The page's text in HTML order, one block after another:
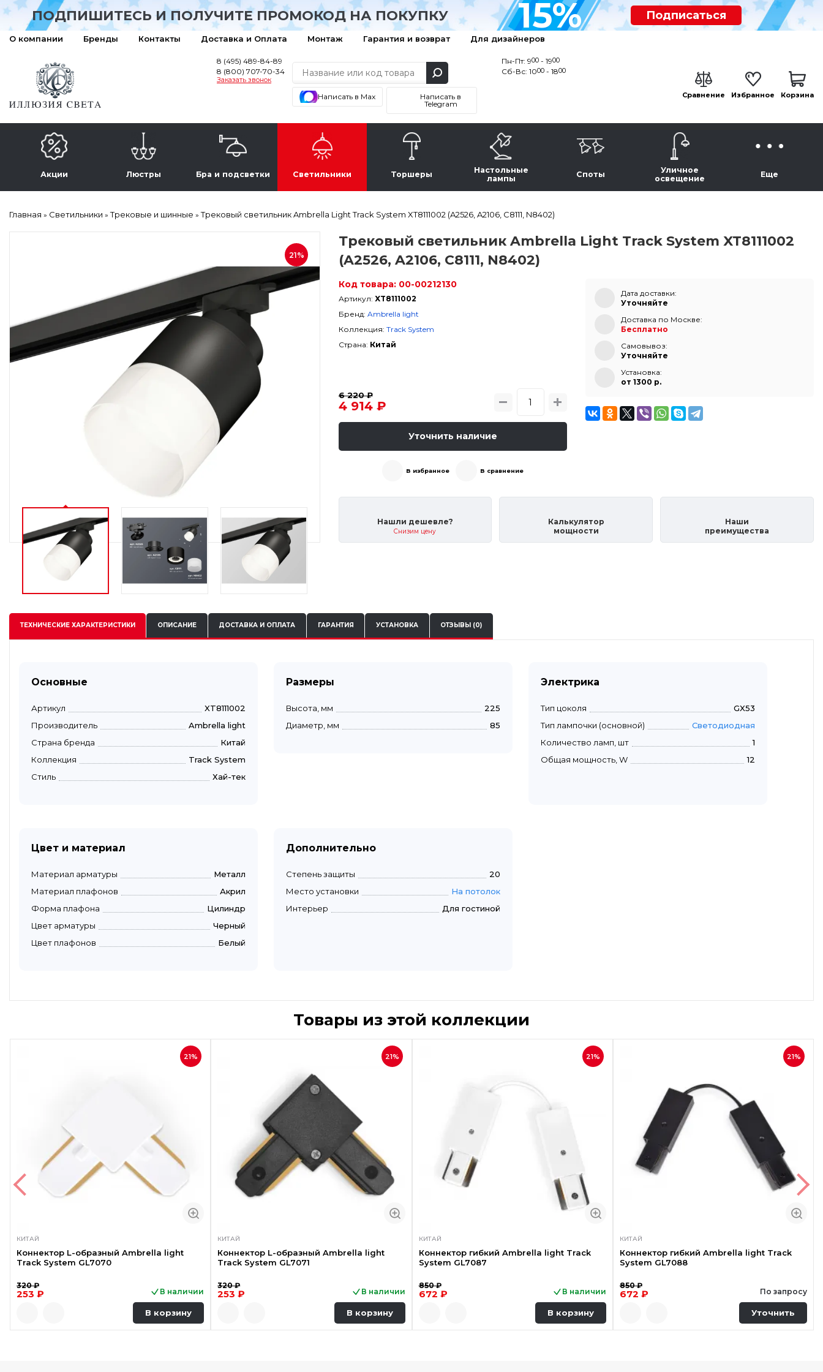
ПОДПИШИТЕСЬ И ПОЛУЧИТЕ ПРОМОКОД НА ПОКУПКУ 15% Подписаться
О компании Бренды Контакты Доставка и Оплата Монтаж Гарантия и возврат Для дизайнеров
8 (495) 489-84-89
8 (800) 707-70-34
Заказать звонок
Написать в Max
Написать в
Telegram
Пн-Пт: 900 - 1900
Сб-Вс: 1000 - 1800
Сравнение Избранное Корзина
Акции Люстры Бра и подсветки Светильники Торшеры
Настольные
лампы
Споты
Уличное
освещение
Еще
Главная » Светильники »Трековые и шинные »Трековый светильник Ambrella Light Track System XT8111002 (A2526, A2106, C8111, N8402)
21%
Трековый светильник Ambrella Light Track System XT8111002
(A2526, A2106, C8111, N8402)
Код товара: 00-00212130
Артикул: XT8111002
Бренд: Ambrella light
Коллекция: Track System
Страна: Китай
6 220 ₽
4 914 ₽
Уточнить наличие
В избранное В сравнение
Дата доставки:
Уточняйте
Доставка по Москве:
Бесплатно
Самовывоз:
Уточняйте
Установка:
от 1300 p.
Нашли дешевле?
Снизим цену
Калькулятор
мощности
Наши
преимущества
ТЕХНИЧЕСКИЕХАРАКТЕРИСТИКИ ОПИСАНИЕ ДОСТАВКА И ОПЛАТА ГАРАНТИЯ УСТАНОВКА ОТЗЫВЫ (0)
Основные
Артикул
XT8111002
Производитель
Ambrella light
Страна бренда
Китай
Коллекция
Track System
Стиль
Хай-тек
Размеры
Высота, мм
225
Диаметр, мм
85
Электрика
Тип цоколя
GX53
Тип лампочки (основной)
Светодиодная
Количество ламп, шт
1
Общая мощность, W
12
Цвет и материал
Материал арматуры
Металл
Материал плафонов
Акрил
Форма плафона
Цилиндр
Цвет арматуры
Черный
Цвет плафонов
Белый
Дополнительно
Степень защиты
20
Место установки
На потолок
Интерьер
Для гостиной
Товары из этой коллекции
21%
КИТАЙ
Коннектор L-образный Ambrella light
Track System GL7070
320 ₽
253 ₽ В наличии
В корзину
21%
КИТАЙ
Коннектор L-образный Ambrella light
Track System GL7071
320 ₽
253 ₽ В наличии
В корзину
21%
КИТАЙ
Коннектор гибкий Ambrella light Track
System GL7087
850 ₽
672 ₽ В наличии
В корзину
21%
КИТАЙ
Коннектор гибкий Ambrella light Track
System GL7088
850 ₽
672 ₽ По запросу
Уточнить
Быстрый просмотр Быстрый просмотр